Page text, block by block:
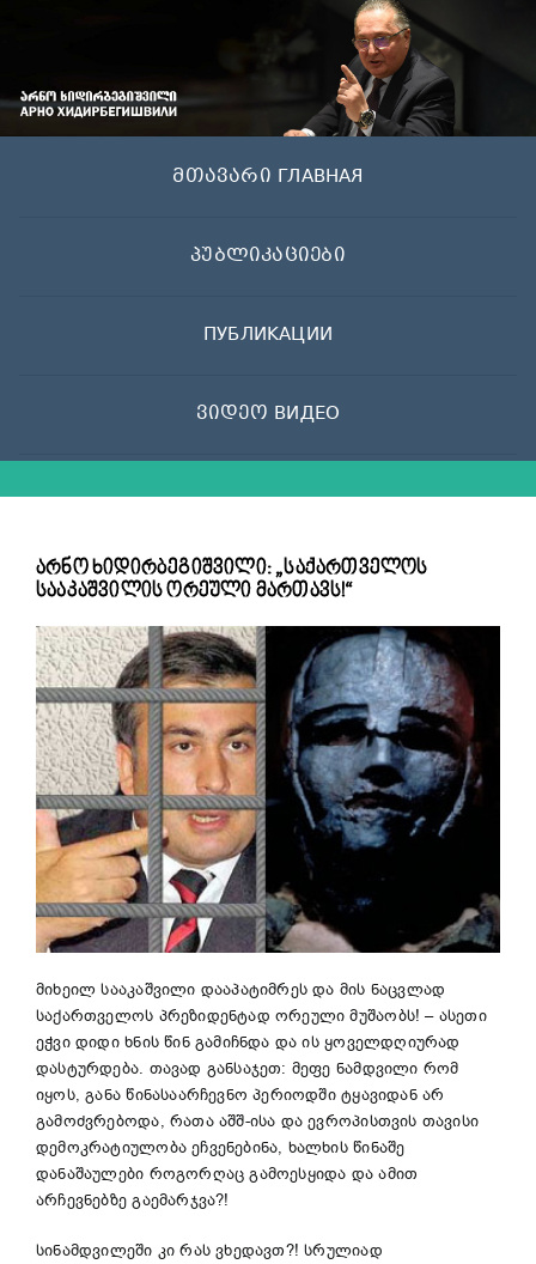
მთავარი ГЛАВНАЯ
პუბლიკაციები
ПУБЛИКАЦИИ
ვიდეო ВИДЕО
არნო ხიდირბეგიშვილი: „საქართველოს
სააკაშვილის ორეული მართავს!“
მიხეილ სააკაშვილი დააპატიმრეს და მის ნაცვლად
საქართველოს პრეზიდენტად ორეული მუშაობს! – ასეთი
ეჭვი დიდი ხნის წინ გამიჩნდა და ის ყოველდღიურად
დასტურდება. თავად განსაჯეთ: მეფე ნამდვილი რომ
იყოს, განა წინასაარჩევნო პერიოდში ტყავიდან არ
გამოძვრებოდა, რათა აშშ-ისა და ევროპისთვის თავისი
დემოკრატიულობა ეჩვენებინა, ხალხის წინაშე
დანაშაულები როგორღაც გამოესყიდა და ამით
არჩევნებზე გაემარჯვა?!
სინამდვილეში კი რას ვხედავთ?! სრულიად